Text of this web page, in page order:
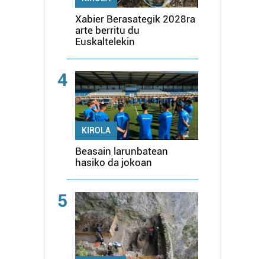
Xabier Berasategik 2028ra
arte berritu du
Euskaltelekin
4
KIROLA
Beasain larunbatean
hasiko da jokoan
5